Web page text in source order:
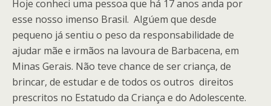
Hoje conheci uma pessoa que há 17 anos anda por
esse nosso imenso Brasil. Algúem que desde
pequeno já sentiu o peso da responsabilidade de
ajudar mãe e irmãos na lavoura de Barbacena, em
Minas Gerais. Não teve chance de ser criança, de
brincar, de estudar e de todos os outros direitos
prescritos no Estatudo da Criança e do Adolescente.